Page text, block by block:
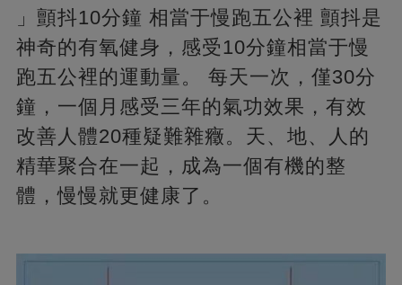
」顫抖10分鐘 相當于慢跑五公裡 顫抖是
神奇的有氧健身，感受10分鐘相當于慢
跑五公裡的運動量。 每天一次，僅30分
鐘，一個月感受三年的氣功效果，有效
改善人體20種疑難雜癥。天、地、人的
精華聚合在一起，成為一個有機的整
體，慢慢就更健康了。